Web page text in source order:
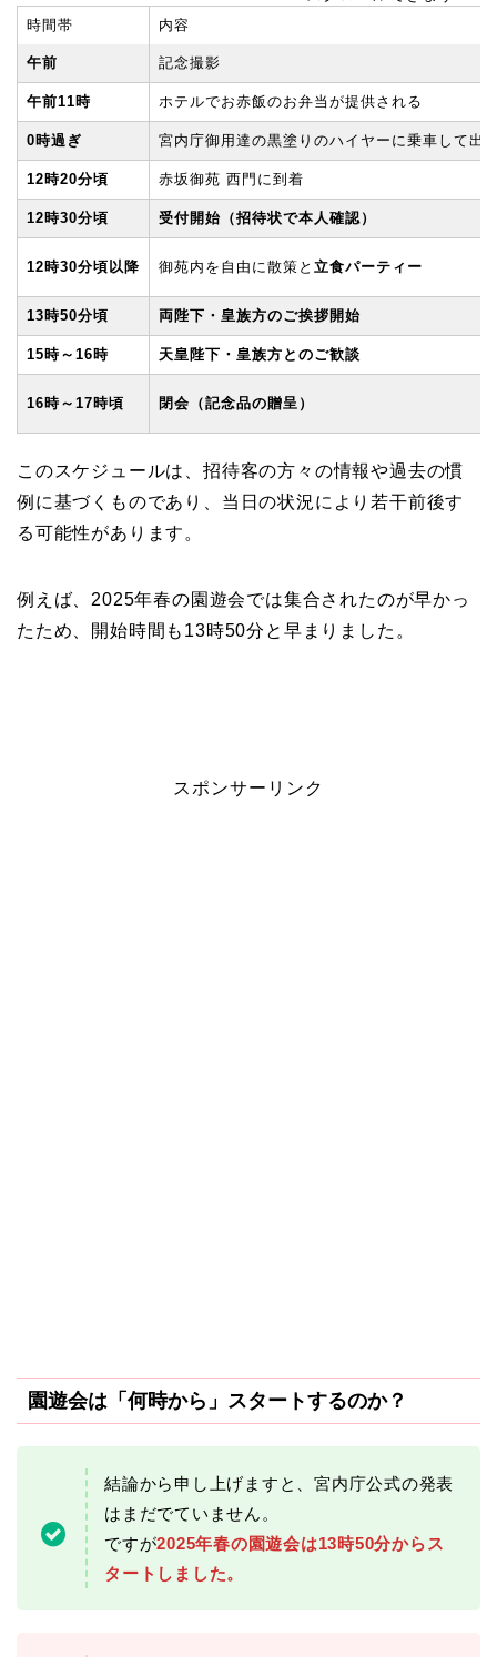
時間帯
内容
午前 記念撮影
午前11時 ホテルでお赤飯のお弁当が提供される
0時過ぎ 宮内庁御用達の黒塗りのハイヤーに乗車して出
12時20分頃 赤坂御苑 西門に到着
12時30分頃 受付開始（招待状で本人確認）
12時30分頃以降 御苑内を自由に散策と 立食パーティー
13時50分頃 両陛下・皇族方のご挨拶開始
15時～16時 天皇陛下・皇族方とのご歓談
16時～17時頃 閉会（記念品の贈呈）
このスケジュールは、招待客の方々の情報や過去の慣
例に基づくものであり、当日の状況により若干前後す
る可能性があります。
例えば、2025年春の園遊会では集合されたのが早かっ
たため、開始時間も13時50分と早まりました。
スポンサーリンク
園遊会は「何時から」スタートするのか？
結論から申し上げますと、宮内庁公式の発表
はまだでていません。
ですが2025年春の園遊会は13時50分からス
タートしました。